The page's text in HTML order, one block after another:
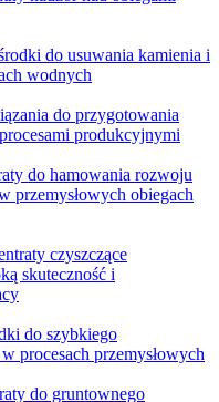
do usuwania kamienia i
wodnych
do przygotowania
produkcyjnymi
do hamowania rozwoju
przemysłowych obiegach
czyszczące
skuteczność i
do szybkiego
procesach przemysłowych
do gruntownego